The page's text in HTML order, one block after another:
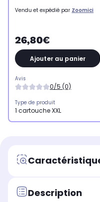
Vendu et expédié par Zoomici
26,80€
Ajouter au panier
Avis
0/5 (0)
Type de produit
1 cartouche XXL
Description